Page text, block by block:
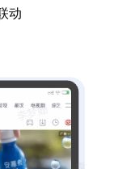
动